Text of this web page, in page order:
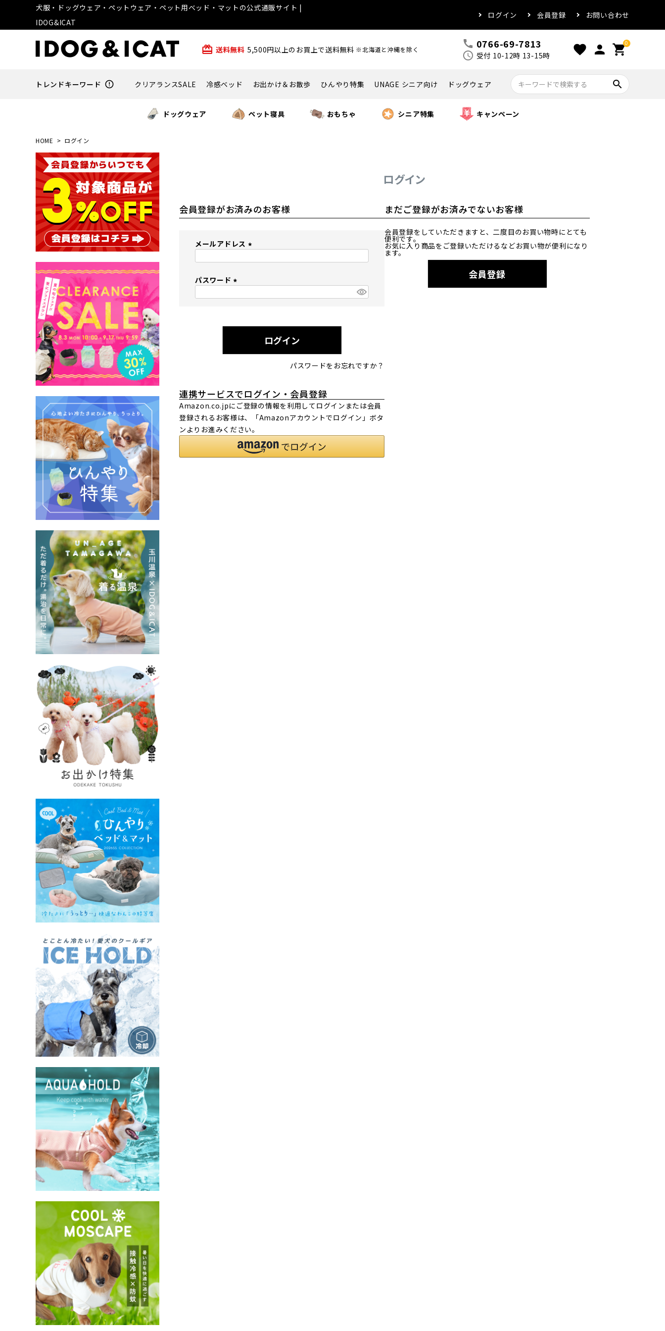
犬服・ドッグウェア・ペットウェア・ペット用ベッド・マットの公式通販サイト |
IDOG&ICAT
ログイン 会員登録 お問い合わせ
card_giftcard 送料無料 5,500円以上のお買上で送料無料 ※北海道と沖縄を除く call 0766-69-7813
schedule 受付 10-12時 13-15時 favorite person 0
shopping_cart
トレンドキーワード error_outline クリアランスSALE 冷感ベッド お出かけ＆お散歩 ひんやり特集 UNAGE シニア向け ドッグウェア search
ドッグウェア ペット寝具 おもちゃ シニア特集 キャンペーン
HOME ログイン
ログイン
会員登録がお済みのお客様
メールアドレス
パスワード
)
ログイン
パスワードをお忘れですか？
連携サービスでログイン・会員登録
Amazon.co.jpにご登録の情報を利用してログインまたは会員
登録されるお客様は、「Amazonアカウントでログイン」ボタ
ンよりお進みください。
まだご登録がお済みでないお客様
会員登録をしていただきますと、二度目のお買い物時にとても
便利です。
お気に入り商品をご登録いただけるなどお買い物が便利になり
ます。
会員登録